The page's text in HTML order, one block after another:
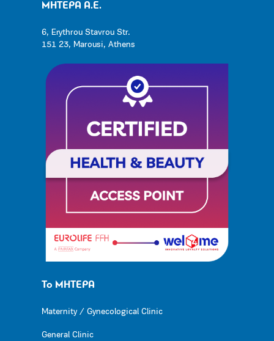
ΜΗΤΕΡΑ Α.Ε.
6, Erythrou Stavrou Str.
151 23, Marousi, Athens
Το ΜΗΤΕΡΑ
Maternity / Gynecological Clinic
General Clinic